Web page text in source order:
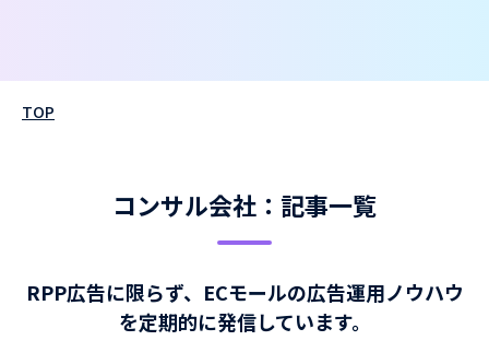
TOP
コンサル会社：記事一覧
RPP広告に限らず、ECモールの広告運用ノウハウ
を定期的に発信しています。